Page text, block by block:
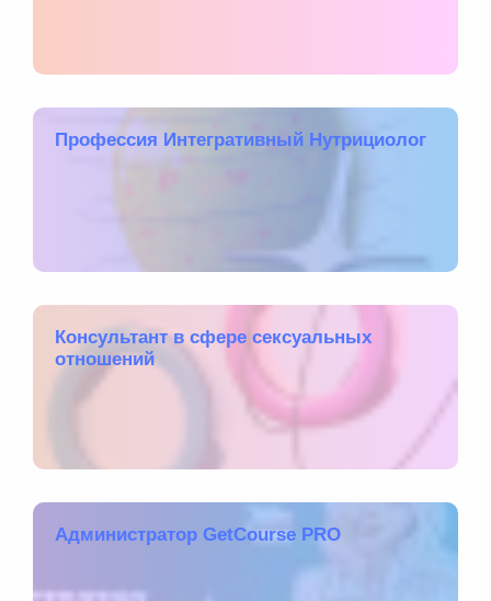
Профессия Интегративный Нутрициолог
Консультант в сфере сексуальных
отношений
Администратор GetCourse PRO